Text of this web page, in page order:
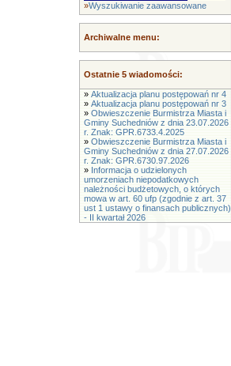
»Wyszukiwanie zaawansowane
Archiwalne menu:
Ostatnie 5 wiadomości:
» Aktualizacja planu postępowań nr 4
» Aktualizacja planu postępowań nr 3
» Obwieszczenie Burmistrza Miasta i
Gminy Suchedniów z dnia 23.07.2026
r. Znak: GPR.6733.4.2025
» Obwieszczenie Burmistrza Miasta i
Gminy Suchedniów z dnia 27.07.2026
r. Znak: GPR.6730.97.2026
» Informacja o udzielonych
umorzeniach niepodatkowych
należności budżetowych, o których
mowa w art. 60 ufp (zgodnie z art. 37
ust 1 ustawy o finansach publicznych)
- II kwartał 2026